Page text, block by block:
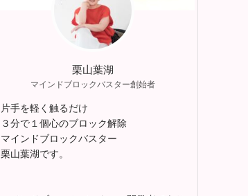
栗山葉湖
マインドブロックバスター創始者
片手を軽く触るだけ
３分で１個心のブロック解除
マインドブロックバスター
栗山葉湖です。